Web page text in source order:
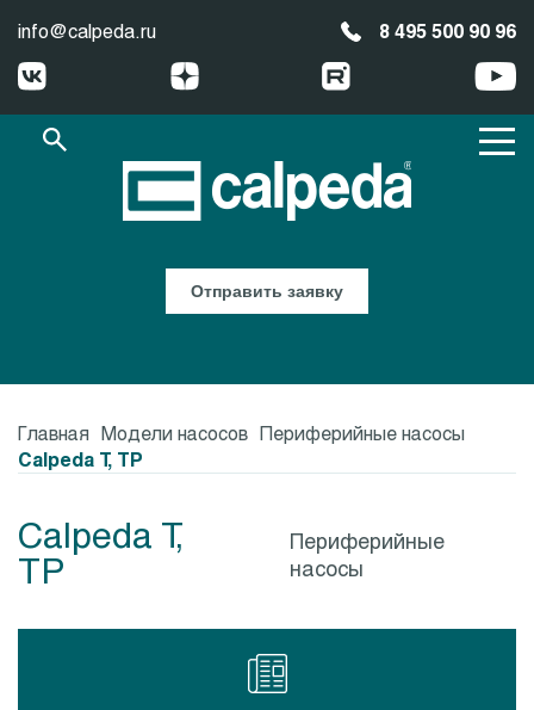
info@calpeda.ru 8 495 500 90 96
Отправить заявку
Главная Модели насосов Периферийные насосы
Calpeda T, TP
Calpeda T,
TP
Периферийные
насосы